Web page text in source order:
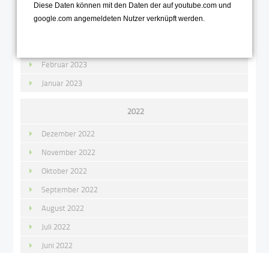
Mai 2023
Februar 2023
Januar 2023
2022
Dezember 2022
November 2022
Oktober 2022
September 2022
August 2022
Juli 2022
Juni 2022
Diese Daten können mit den Daten der auf youtube.com und
google.com angemeldeten Nutzer verknüpft werden.